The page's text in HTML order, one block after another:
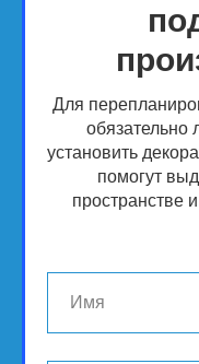
Для
обязательно
установить
помогут
пространстве